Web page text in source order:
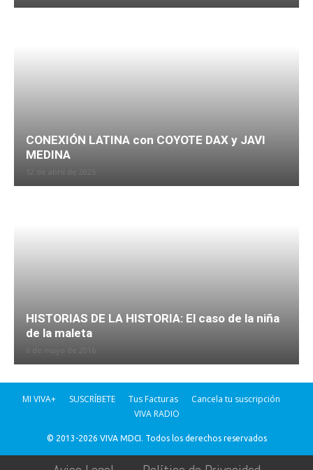
CONEXIÓN LATINA con COYOTE DAX y JAVI
MEDINA
HISTORIAS DE LA HISTORIA: El caso de la niña
de la maleta
6 de mayo de 2016
MI VIVA+ SUSCRÍBETE Tus Facturas
Cancela tu suscripción
VIVA RADIO
© 2013-2026 VIVA MDCI. Todos los derechos reservados